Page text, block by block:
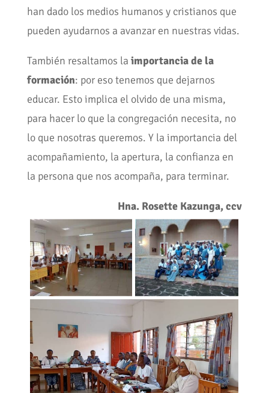
han dado los medios humanos y cristianos que
pueden ayudarnos a avanzar en nuestras vidas.
También resaltamos la importancia de la
formación: por eso tenemos que dejarnos
educar. Esto implica el olvido de una misma,
para hacer lo que la congregación necesita, no
lo que nosotras queremos. Y la importancia del
acompañamiento, la apertura, la confianza en
la persona que nos acompaña, para terminar.
Hna. Rosette Kazunga, ccv